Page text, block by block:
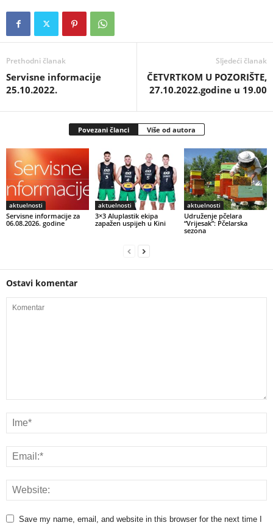
Prethodni članak
Servisne informacije
25.10.2022.
Sljedeći članak
ČETVRTKOM U POZORIŠTE,
27.10.2022.godine u 19.00
Povezani članci Više od autora
aktuelnosti
Servisne informacije za
06.08.2026. godine
aktuelnosti
3×3 Aluplastik ekipa
zapažen uspijeh u Kini
aktuelnosti
Udruženje pčelara
“Vrijesak”: Pčelarska
sezona
Ostavi komentar
Save my name, email, and website in this browser for the next time I